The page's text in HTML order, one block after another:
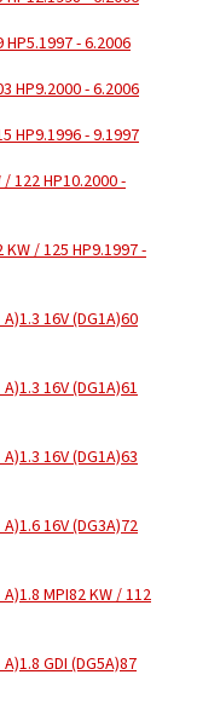
HP5.1997 - 6.2006
HP9.2000 - 6.2006
HP9.1996 - 9.1997
/ 122 HP10.2000 -
KW / 125 HP9.1997 -
1.3 16V (DG1A)60
1.3 16V (DG1A)61
1.3 16V (DG1A)63
1.6 16V (DG3A)72
1.8 MPI82 KW / 112
1.8 GDI (DG5A)87